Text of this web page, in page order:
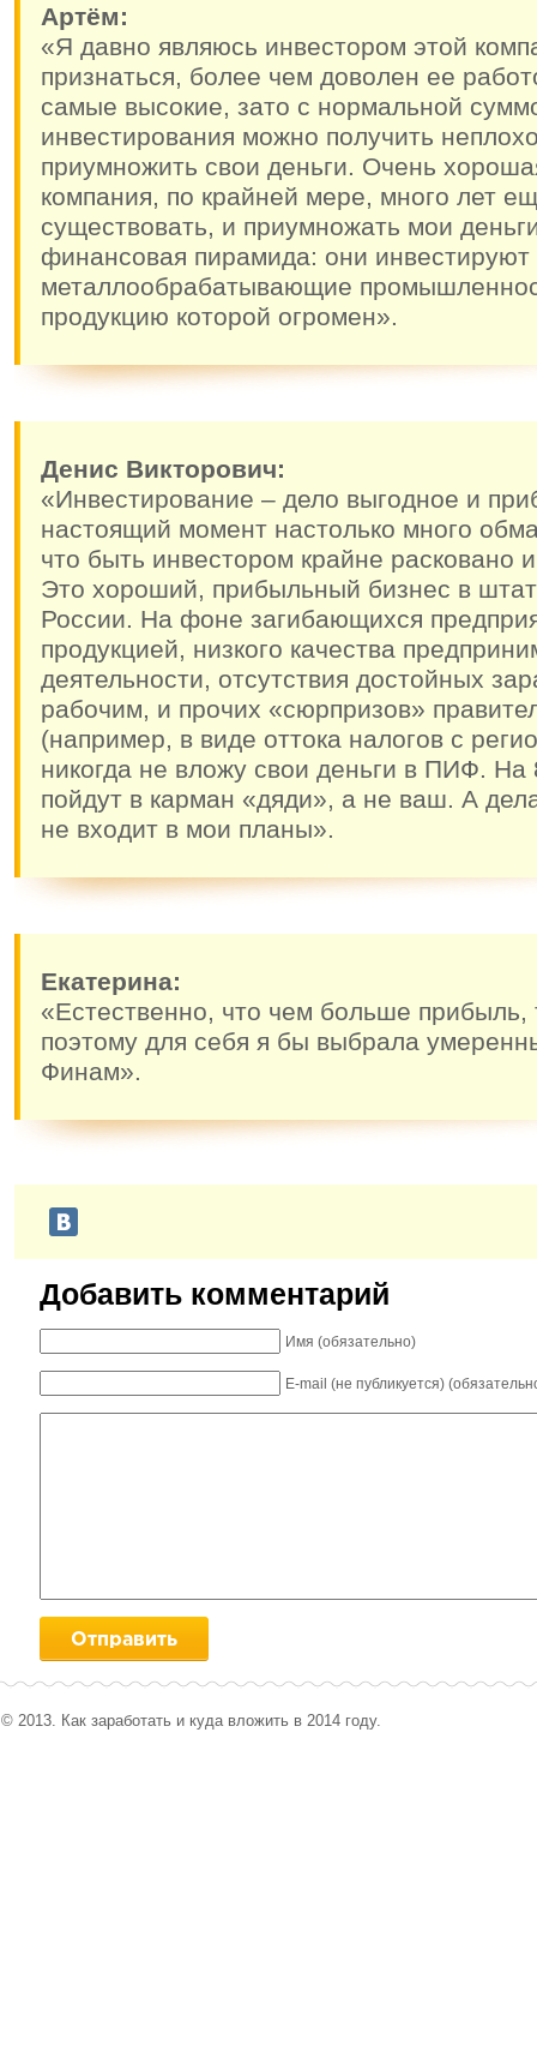
Артём:
«Я давно являюсь инвестором этой
признаться, более чем доволен ее
самые высокие, зато с нормальной
инвестирования можно получить
приумножить свои деньги. Очень
компания, по крайней мере, много лет
существовать, и приумножать мои
финансовая пирамида: они инвестируют
металлообрабатывающие
продукцию которой огромен».
Денис Викторович:
«Инвестирование – дело выгодное и
настоящий момент настолько много
что быть инвестором крайне расковано
Это хороший, прибыльный бизнес в
России. На фоне загибающихся
продукцией, низкого качества
деятельности, отсутствия достойных
рабочим, и прочих «сюрпризов»
(например, в виде оттока налогов с
никогда не вложу свои деньги в ПИФ. На
пойдут в карман «дяди», а не ваш. А
не входит в мои планы».
Екатерина:
«Естественно, что чем больше
поэтому для себя я бы выбрала
Финам».
Добавить комментарий
Имя (обязательно)
E-mail (не публикуется)
© 2013. Как заработать и куда вложить в 2014 году.